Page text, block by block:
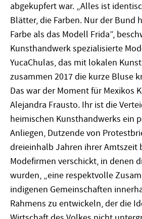
abgekupfert war. „Alles ist
Blätter, die Farben. Nur der Bund
Farbe als das Modell Frida”,
Kunsthandwerk spezialisierte
YucaChulas, das mit lokalen
zusammen 2017 die kurze Bluse
Das war der Moment für Mexikos
Alejandra Frausto. Ihr ist die
heimischen Kunsthandwerks ein
Anliegen, Dutzende von
dreieinhalb Jahren ihrer Amtszeit
Modefirmen verschickt, in denen
wurden, „eine respektvolle
indigenen Gemeinschaften
Rahmens zu entwickeln, der die